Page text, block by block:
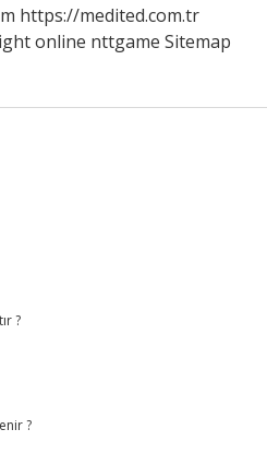
https://medited.com.tr
online nttgame Sitemap
?
?